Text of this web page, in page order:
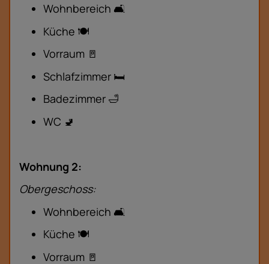
Wohnbereich 🛋️
Küche 🍽️
Vorraum 🚪
Schlafzimmer 🛏️
Badezimmer 🛁
WC 🚽
Wohnung 2:
Obergeschoss:
Wohnbereich 🛋️
Küche 🍽️
Vorraum 🚪